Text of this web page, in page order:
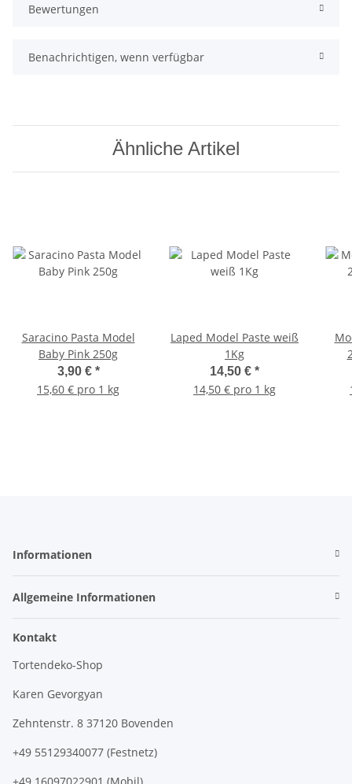
Bewertungen
Benachrichtigen, wenn verfügbar
Ähnliche Artikel
Saracino Pasta Model
Baby Pink 250g
3,90 € *
15,60 € pro 1 kg
Laped Model Paste weiß
1Kg
14,50 € *
14,50 € pro 1 kg
Informationen
Allgemeine Informationen
Kontakt
Tortendeko-Shop
Karen Gevorgyan
Zehntenstr. 8 37120 Bovenden
+49 55129340077 (Festnetz)